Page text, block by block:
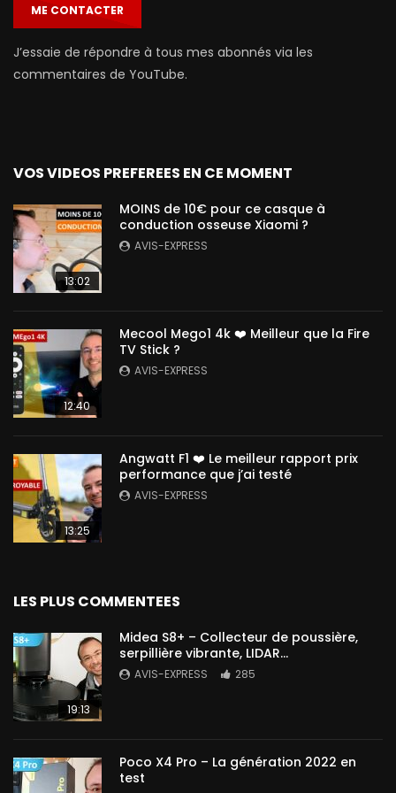
ME CONTACTER
J’essaie de répondre à tous mes abonnés via les
commentaires de YouTube.
VOS VIDEOS PREFEREES EN CE MOMENT
13:02
MOINS de 10€ pour ce casque à
conduction osseuse Xiaomi ?
AVIS-EXPRESS
12:40
Mecool Mego1 4k ❤️ Meilleur que la Fire
TV Stick ?
AVIS-EXPRESS
13:25
Angwatt F1 ❤️ Le meilleur rapport prix
performance que j’ai testé
AVIS-EXPRESS
LES PLUS COMMENTEES
19:13
Midea S8+ – Collecteur de poussière,
serpillière vibrante, LIDAR…
AVIS-EXPRESS 285
Poco X4 Pro – La génération 2022 en
test